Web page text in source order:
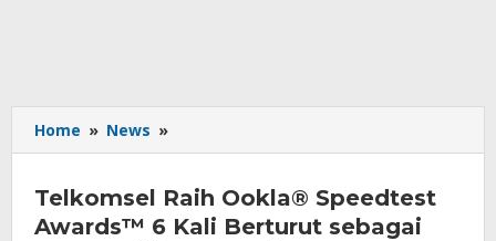
Home » News »
Raih
Speedtest
Awards™
Telkomsel Raih Ookla® Speedtest
Awards™ 6 Kali Berturut sebagai